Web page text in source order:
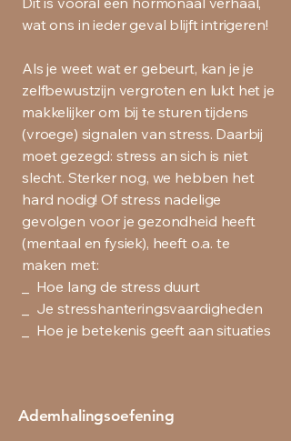
wat ons in ieder geval blijft intrigeren!
Als je weet wat er gebeurt, kan je je
zelfbewustzijn vergroten en lukt het je
makkelijker om bij te sturen tijdens
(vroege) signalen van stress. Daarbij
moet gezegd: stress an sich is niet
slecht. Sterker nog, we hebben het
hard nodig! Of stress nadelige
gevolgen voor je gezondheid heeft
(mentaal en fysiek), heeft o.a. te
maken met:
_ Hoe lang de stress duurt
_ Je stresshanteringsvaardigheden
_ Hoe je betekenis geeft aan situaties
Ademhalingsoefening